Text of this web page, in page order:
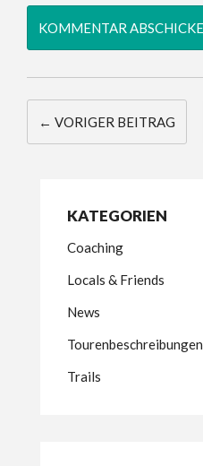
← VORIGER BEITRAG
KATEGORIEN
Coaching
Locals & Friends
News
Tourenbeschreibungen
Trails